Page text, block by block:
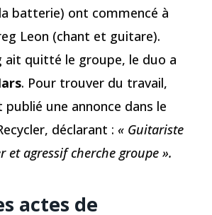
batterie) ont commencé à
Leon (chant et guitare).
ait quitté le groupe, le duo a
. Pour trouver du travail,
une annonce dans le
déclarant : « Guitariste
et agressif cherche groupe ».
actes de